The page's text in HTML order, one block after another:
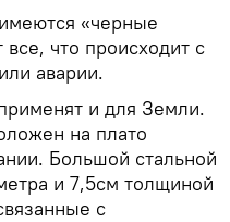
«черные
что происходит с
аварии.
и для Земли.
на плато
Большой стальной
и 7,5см толщиной
с